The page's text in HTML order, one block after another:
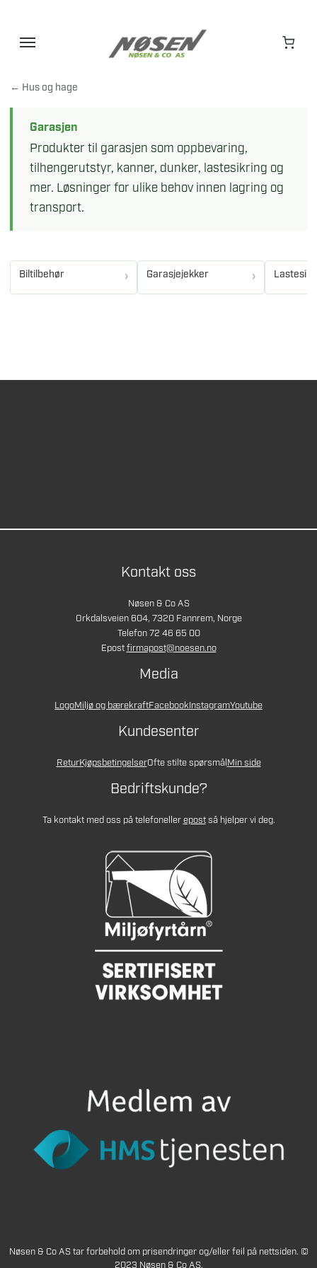
← Hus og hage
Garasjen
Produkter til garasjen som oppbevaring,
tilhengerutstyr, kanner, dunker, lastesikring og
mer. Løsninger for ulike behov innen lagring og
transport.
Biltilbehør Garasjejekker
Kontakt oss
Nøsen & Co AS
Orkdalsveien 604, 7320 Fannrem, Norge
Telefon 72 46 65 00
Epostfirmapost@noesen.no
Media
LogoMiljø og bærekraftFacebookInstagramYoutube
Kundesenter
ReturKjøpsbetingelserOfte stilte spørsmålMin side
Bedriftskunde?
Ta kontakt med oss på telefonellerepostså hjelper vi deg.
Nøsen & Co AS tar forbehold om prisendringer og/eller feil på nettsiden. ©
2023 Nøsen & Co AS.